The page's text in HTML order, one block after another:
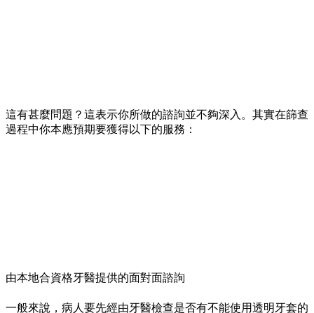
這有甚麼問題？這表示你所做的諮詢並不夠深入。其實在篩查
過程中你本應預期要獲得以下的服務：
由本地合資格牙醫提供的面對面諮詢
一般來說，病人要先經由牙醫檢查是否有不能使用透明牙套的